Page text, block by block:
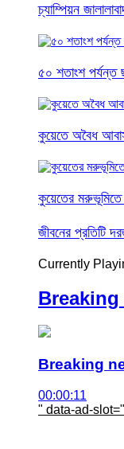
চ্যাম্পিয়ন
৫০ শতাংশ পর্যন্ত
কুয়েতে অবৈধ
কুয়েতের মরুভূমিতে
জীবনের প্রতিটি
Currently
Breaking
Breaking
00:00:11
" data-ad-slot="